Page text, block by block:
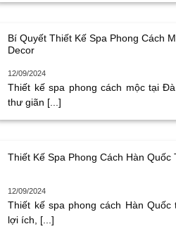
Bí Quyết Thiết Kế Spa Phong Cách
Decor
12/09/2024
Thiết kế spa phong cách mộc tại
thư giãn [...]
Thiết Kế Spa Phong Cách Hàn
12/09/2024
Thiết kế spa phong cách Hàn
lợi ích, [...]